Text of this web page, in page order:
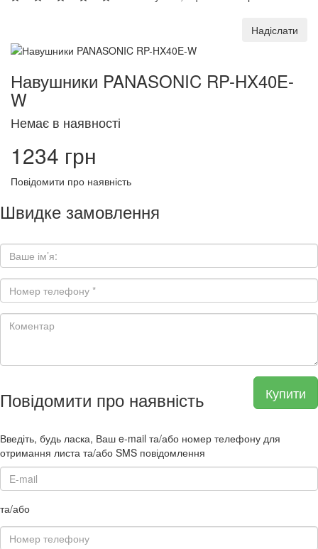
Надіслати
Навушники PANASONIC RP-HX40E-
W
Немає в наявності
1234 грн
Повідомити про наявність
Швидке замовлення
Купити
Повідомити про наявність
Введіть, будь ласка, Ваш e-mail та/або номер телефону для
отримання листа та/або SMS повідомлення
та/або